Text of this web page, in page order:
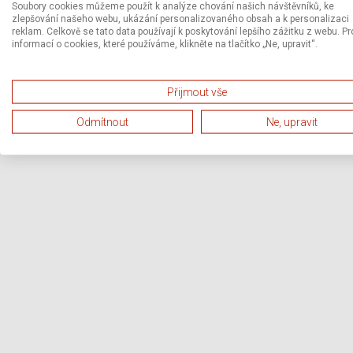
Soubory cookies můžeme použít k analýze chování našich návštěvníků, ke
zlepšování našeho webu, ukázání personalizovaného obsah a k personalizaci
reklam. Celkově se tato data používají k poskytování lepšího zážitku z webu.
informací o cookies, které používáme, klikněte na tlačítko „Ne, upravit“.
Přijmout vše
Odmítnout Ne, upravit